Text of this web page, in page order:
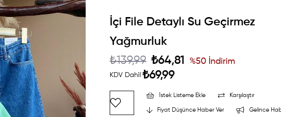
İçi File Detaylı Su Geçirmez
Yağmurluk
₺139,99 ₺64,81
KDV Dahil ₺69,99
%50İndirim
İstek Listeme Ekle Karşılaştır
Fiyat Düşünce Haber Ver Gelince